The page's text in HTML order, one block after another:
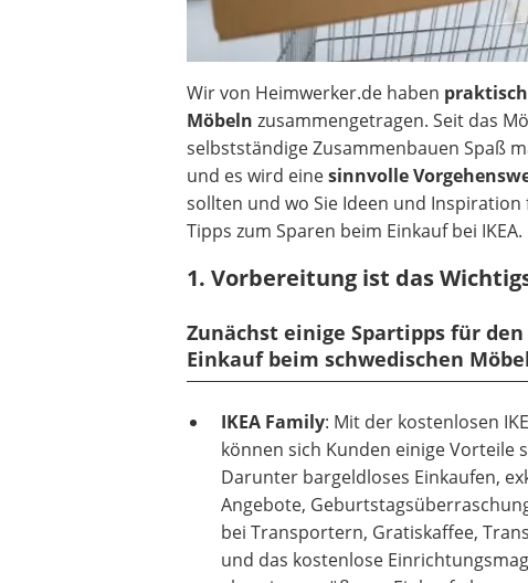
Wir von Heimwerker.de haben
Möbeln zusammengetragen. Seit das
selbstständige Zusammenbauen Spaß
und es wird einesinnvolle
sollten und wo Sie Ideen und
Tipps zum Sparen beim Einkauf bei IKEA.
1. Vorbereitung ist das
Zunächst einige Spartipps für
Einkauf beim schwedischen
IKEA Family: Mit der kostenlosen
können sich Kunden einige Vorteile
Darunter bargeldloses Einkaufen,
Angebote,
bei Transportern, Gratiskaffee,
und das kostenlose